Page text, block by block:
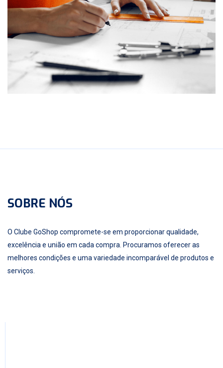
SOBRE NÓS
O Clube GoShop compromete-se em proporcionar qualidade,
excelência e união em cada compra. Procuramos oferecer as
melhores condições e uma variedade incomparável de produtos e
serviços.